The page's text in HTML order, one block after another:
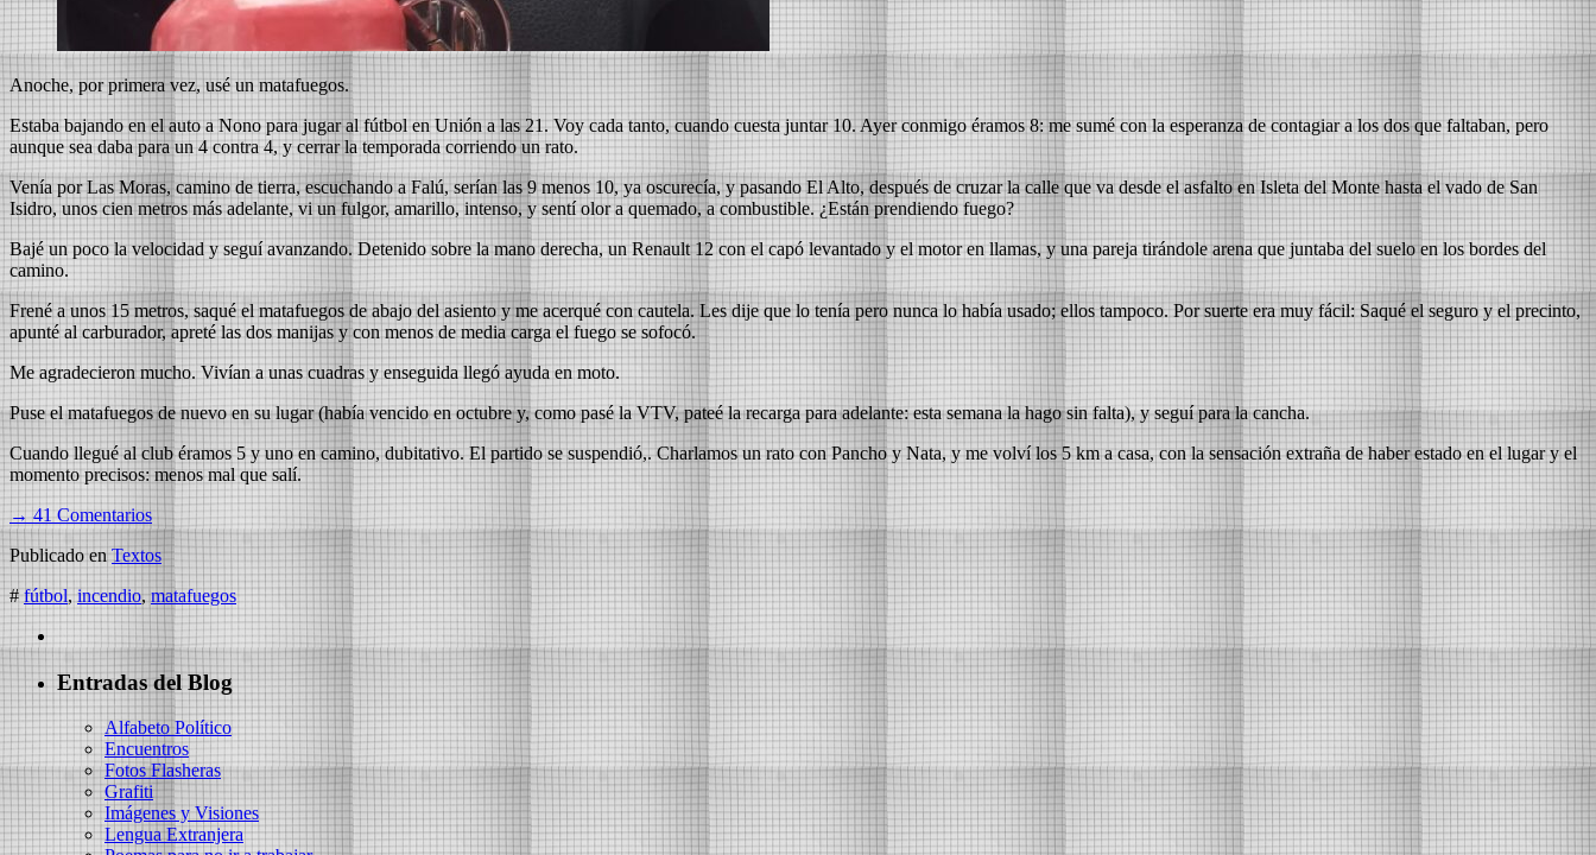
Anoche, por primera vez, usé un matafuegos.
Estaba bajando en el auto a Nono para jugar al fútbol en Unión a las 21. Voy cada tanto, cuando cuesta juntar 10. Ayer conmigo éramos 8: me sumé con la esperanza de contagiar a los dos que faltaban, pero
aunque sea daba para un 4 contra 4, y cerrar la temporada corriendo un rato.
Venía por Las Moras, camino de tierra, escuchando a Falú, serían las 9 menos 10, ya oscurecía, y pasando El Alto, después de cruzar la calle que va desde el asfalto en Isleta del Monte hasta el vado de San
Isidro, unos cien metros más adelante, vi un fulgor, amarillo, intenso, y sentí olor a quemado, a combustible. ¿Están prendiendo fuego?
Bajé un poco la velocidad y seguí avanzando. Detenido sobre la mano derecha, un Renault 12 con el capó levantado y el motor en llamas, y una pareja tirándole arena que juntaba del suelo en los bordes del
camino.
Frené a unos 15 metros, saqué el matafuegos de abajo del asiento y me acerqué con cautela. Les dije que lo tenía pero nunca lo había usado; ellos tampoco. Por suerte era muy fácil: Saqué el seguro y el precinto,
apunté al carburador, apreté las dos manijas y con menos de media carga el fuego se sofocó.
Me agradecieron mucho. Vivían a unas cuadras y enseguida llegó ayuda en moto.
Puse el matafuegos de nuevo en su lugar (había vencido en octubre y, como pasé la VTV, pateé la recarga para adelante: esta semana la hago sin falta), y seguí para la cancha.
Cuando llegué al club éramos 5 y uno en camino, dubitativo. El partido se suspendió,. Charlamos un rato con Pancho y Nata, y me volví los 5 km a casa, con la sensación extraña de haber estado en el lugar y el
momento precisos: menos mal que salí.
→ 41 Comentarios
Publicado en Textos
# fútbol,incendio,matafuegos
Entradas del Blog
Alfabeto Político
Encuentros
Fotos Flasheras
Grafiti
Imágenes y Visiones
Lengua Extranjera